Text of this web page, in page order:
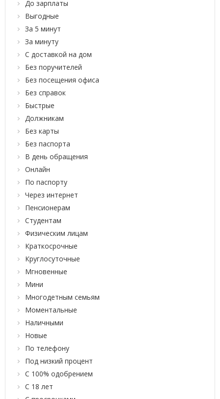
До зарплаты
Выгодные
За 5 минут
За минуту
С доставкой на дом
Без поручителей
Без посещения офиса
Без справок
Быстрые
Должникам
Без карты
Без паспорта
В день обращения
Онлайн
По паспорту
Через интернет
Пенсионерам
Студентам
Физическим лицам
Краткосрочные
Круглосуточные
Мгновенные
Мини
Многодетным семьям
Моментальные
Наличными
Новые
По телефону
Под низкий процент
С 100% одобрением
С 18 лет